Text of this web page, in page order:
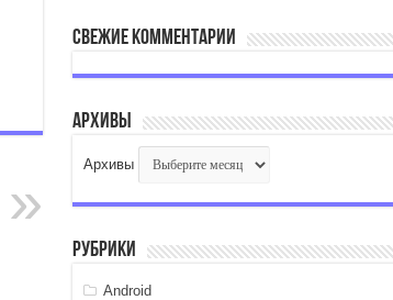
Свежие комментарии
Архивы
Архивы
Рубрики
Android